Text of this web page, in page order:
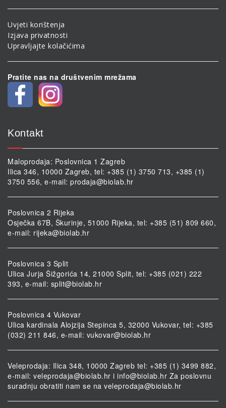
Uvjeti korištenja
Izjava privatnosti
Upravljajte kolačićima
Pratite nas na društvenim mrežama
Kontakt
Maloprodaja: Poslovnica 1 Zagreb
Ilica 346, 10000 Zagreb, tel: +385 (1) 3750 713, +385 (1)
3750 556, e-mail: prodaja@biolab.hr
Poslovnica 2 Rijeka
Osječka 67B, Škurinje, 51000 Rijeka, tel: +385 (51) 809 660,
e-mail: rijeka@biolab.hr
Poslovnica 3 Split
Ulica Jurja Šižgorića 14, 21000 Split, tel: +385 (021) 222
393, e-mail: split@biolab.hr
Poslovnica 4 Vukovar
Ulica kardinala Alojzija Stepinca 5, 32000 Vukovar, tel: +385
(032) 211 846, e-mail: vukovar@biolab.hr
Veleprodaja: Ilica 348, 10000 Zagreb tel: +385 (1) 3499 882,
e-mail: veleprodaja@biolab.hr i info@biolab.hr Za poslovnu
suradnju obratiti nam se na veleprodaja@biolab.hr